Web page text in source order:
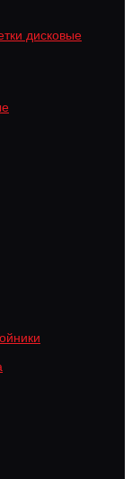
дисковые